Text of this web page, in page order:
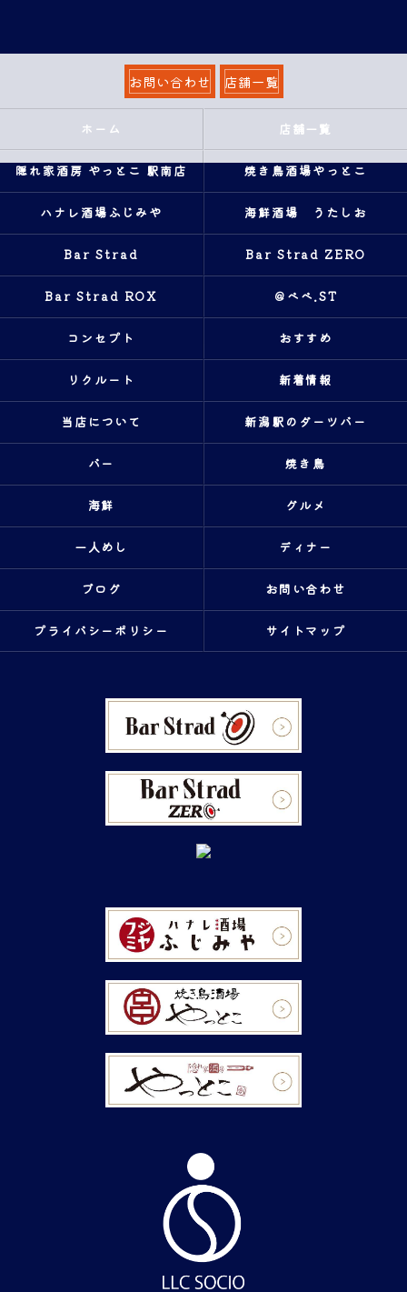
お問い合わせ 店舗一覧
ホーム 店舗一覧
隠れ家酒房 やっとこ 駅南店 焼き鳥酒場やっとこ
ハナレ酒場ふじみや 海鮮酒場 うたしお
Bar Strad Bar Strad ZERO
Bar Strad ROX ＠ベベ.ST
コンセプト おすすめ
リクルート 新着情報
当店について 新潟駅のダーツバー
バー 焼き鳥
海鮮 グルメ
一人めし ディナー
ブログ お問い合わせ
プライバシーポリシー サイトマップ